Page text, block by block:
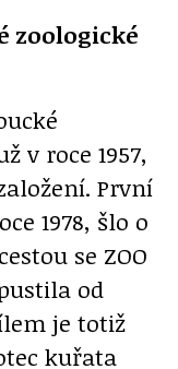
zoologické
v roce 1957,
První
1978, šlo o
se ZOO
od
je totiž
kuřata